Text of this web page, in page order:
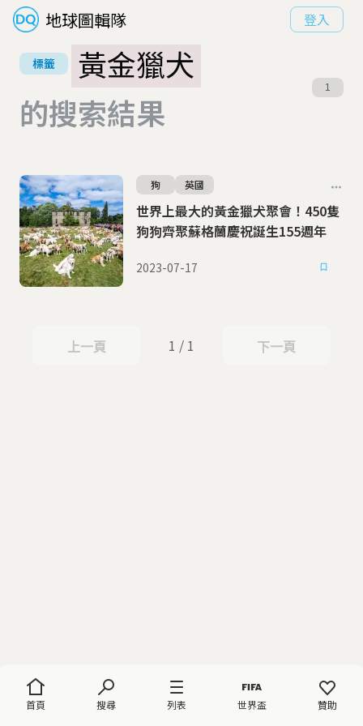
地球圖輯隊 登入
首頁 搜尋 列表 世界盃 贊助
標籤
黃金獵犬
的搜索結果
1
世界上最大的黃金獵犬聚會！450隻
狗狗齊聚蘇格蘭慶祝誕生155週年
狗 英國
2023-07-17
上一頁
上一頁 1 / 1 下一頁
下一頁